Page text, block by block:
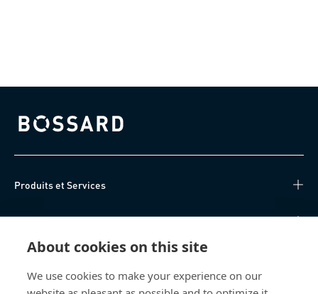
About cookies on this site
We use cookies to make your experience on our
Bossard homepage
Produits et Services
Centre de connaissances